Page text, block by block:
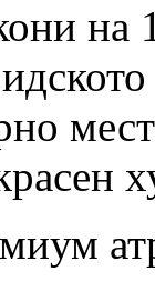
на